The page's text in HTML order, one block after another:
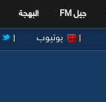
جيل FM البهجة
يوتيوب